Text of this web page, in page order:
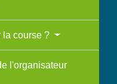
la course ?
l'organisateur